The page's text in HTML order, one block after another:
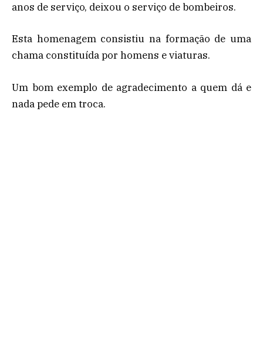
anos de serviço, deixou o serviço de bombeiros.
Esta homenagem consistiu na formação de uma
chama constituída por homens e viaturas.
Um bom exemplo de agradecimento a quem dá e
nada pede em troca.